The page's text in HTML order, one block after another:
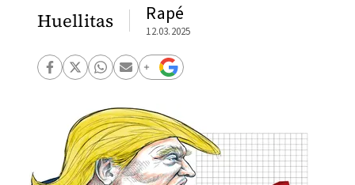
Huellitas Rapé
12.03.2025